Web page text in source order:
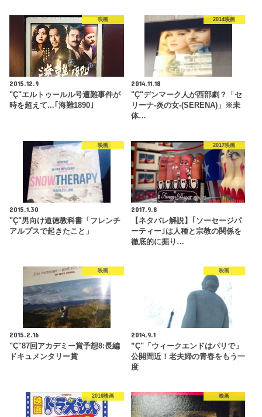
映画
2015.12.9
"Ç"エルトゥールル号遭難事件が
時を超えて...｢海難1890｣
2014映画
2014.11.18
"Ç"デンマーク人が西部劇？「セ
リーナ-炎の女-(SERENA)」※未
体…
映画
2015.1.30
"Ç"男向け道徳教科書「フレンチ
アルプスで起きたこと」
2017映画
2017.9.8
【ネタバレ解説】｢ソーセージパ
ーティー｣は人種と宗教の関係を
徹底的に掘り…
映画
2015.2.16
"Ç"87回アカデミー賞予想8:長編
ドキュメンタリー賞
映画
2014.9.1
”Ç"「ウィークエンドはパリで」
公開間近！老夫婦の青春をもう一
度
2016映画 映画